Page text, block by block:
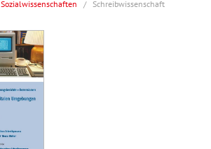
Sozialwissenschaften / Schreibwissenschaft